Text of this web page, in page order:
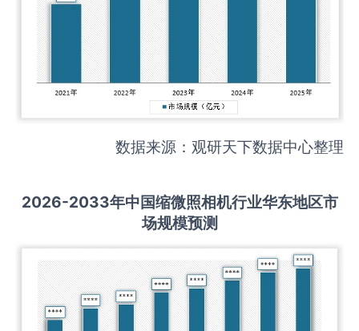
数据来源：观研天下数据中心整理
2026-2033年中国缩微照相机行业华东地区市
场规模预测